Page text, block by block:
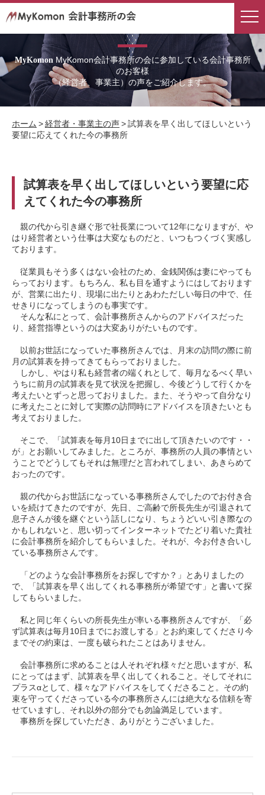
MyKomon MyKomon会計事務所の会に参加している会計事務所
のお客様
（経営者、事業主）の声をご紹介します。
ホーム >経営者・事業主の声>試算表を早く出してほしいという
要望に応えてくれた今の事務所
試算表を早く出してほしいという要望に応
えてくれた今の事務所
親の代から引き継ぐ形で社長業について12年になりますが、や
はり経営者という仕事は大変なものだと、いつもつくづく実感し
ております。
従業員もそう多くはない会社のため、金銭関係は妻にやっても
らっております。もちろん、私も目を通すようにはしております
が、営業に出たり、現場に出たりとあわただしい毎日の中で、任
せきりになってしまうのも事実です。
そんな私にとって、会計事務所さんからのアドバイスだった
り、経営指導というのは大変ありがたいものです。
以前お世話になっていた事務所さんでは、月末の訪問の際に前
月の試算表を持ってきてもらっておりました。
しかし、やはり私も経営者の端くれとして、毎月なるべく早い
うちに前月の試算表を見て状況を把握し、今後どうして行くかを
考えたいとずっと思っておりました。また、そうやって自分なり
に考えたことに対して実際の訪問時にアドバイスを頂きたいとも
考えておりました。
そこで、「試算表を毎月10日までに出して頂きたいのです・・
が」とお願いしてみました。ところが、事務所の人員の事情とい
うことでどうしてもそれは無理だと言われてしまい、あきらめて
おったのです。
親の代からお世話になっている事務所さんでしたのでお付き合
いを続けてきたのですが、先日、ご高齢で所長先生が引退されて
息子さんが後を継ぐという話しになり、ちょうどいい引き際なの
かもしれないと、思い切ってインターネットでたどり着いた貴社
に会計事務所を紹介してもらいました。それが、今お付き合いし
ている事務所さんです。
「どのような会計事務所をお探しですか？」とありましたの
で、「試算表を早く出してくれる事務所が希望です」と書いて探
してもらいました。
私と同じ年くらいの所長先生が率いる事務所さんですが、「必
ず試算表は毎月10日までにお渡しする」とお約束してくださり今
までその約束は、一度も破られたことはありません。
会計事務所に求めることは人それぞれ様々だと思いますが、私
にとってはまず、試算表を早く出してくれること。そしてそれに
プラスαとして、様々なアドバイスをしてくださること。その約
束を守ってくださっている今の事務所さんには絶大なる信頼を寄
せていますし、それ以外の部分でも勿論満足しています。
事務所を探していただき、ありがとうございました。